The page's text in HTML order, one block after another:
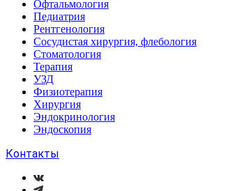
Офтальмология
Педиатрия
Рентгенология
Сосудистая хирургия, флебология
Стоматология
Терапия
УЗД
Физиотерапия
Хирургия
Эндокринология
Эндоскопия
Контакты